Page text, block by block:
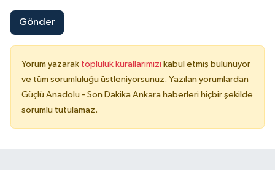
Gönder
Yorum yazarak topluluk kurallarımızı kabul etmiş bulunuyor
ve tüm sorumluluğu üstleniyorsunuz. Yazılan yorumlardan
Güçlü Anadolu - Son Dakika Ankara haberleri hiçbir şekilde
sorumlu tutulamaz.